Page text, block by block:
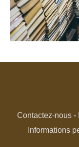
Contactez-nous-
Informations